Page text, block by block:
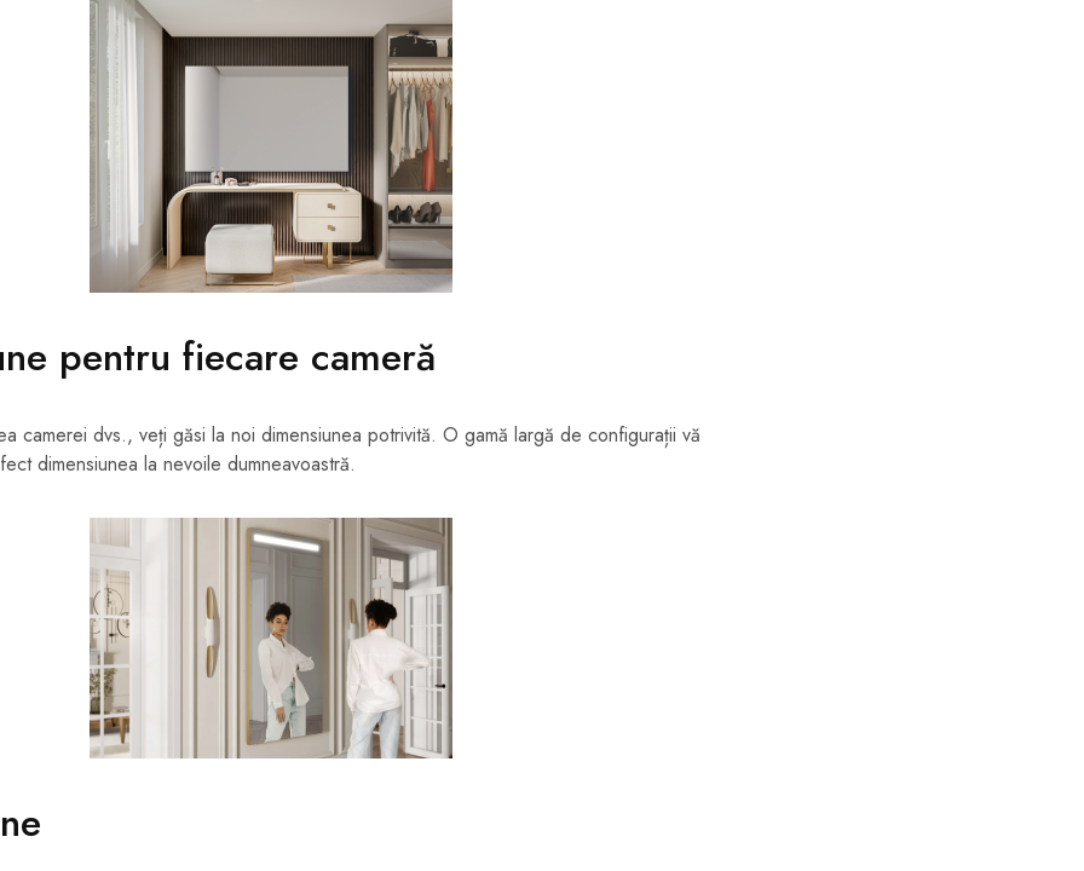
pentru fiecare cameră
camerei dvs., veți găsi la noi dimensiunea potrivită. O gamă largă de configurații vă
dimensiunea la nevoile dumneavoastră.